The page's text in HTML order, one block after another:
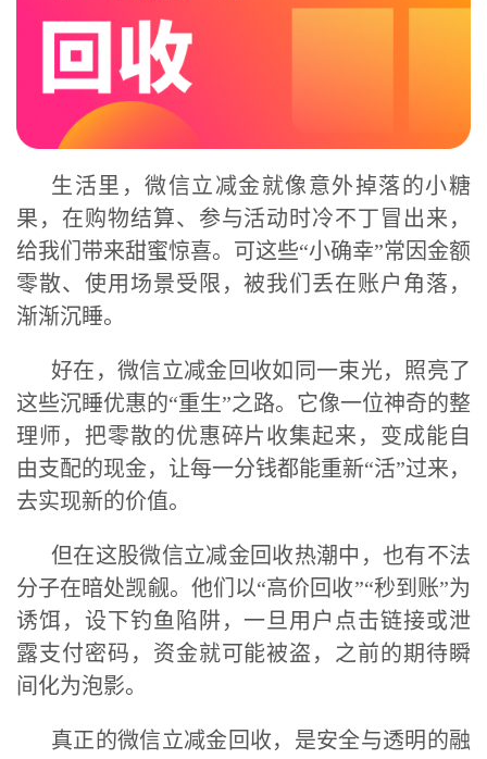
生活里，微信立减金就像意外掉落的小糖
果，在购物结算、参与活动时冷不丁冒出来，
给我们带来甜蜜惊喜。可这些“小确幸”常因金额
零散、使用场景受限，被我们丢在账户角落，
渐渐沉睡。
好在，微信立减金回收如同一束光，照亮了
这些沉睡优惠的“重生”之路。它像一位神奇的整
理师，把零散的优惠碎片收集起来，变成能自
由支配的现金，让每一分钱都能重新“活”过来，
去实现新的价值。
但在这股微信立减金回收热潮中，也有不法
分子在暗处觊觎。他们以“高价回收”“秒到账”为
诱饵，设下钓鱼陷阱，一旦用户点击链接或泄
露支付密码，资金就可能被盗，之前的期待瞬
间化为泡影。
真正的微信立减金回收，是安全与透明的融